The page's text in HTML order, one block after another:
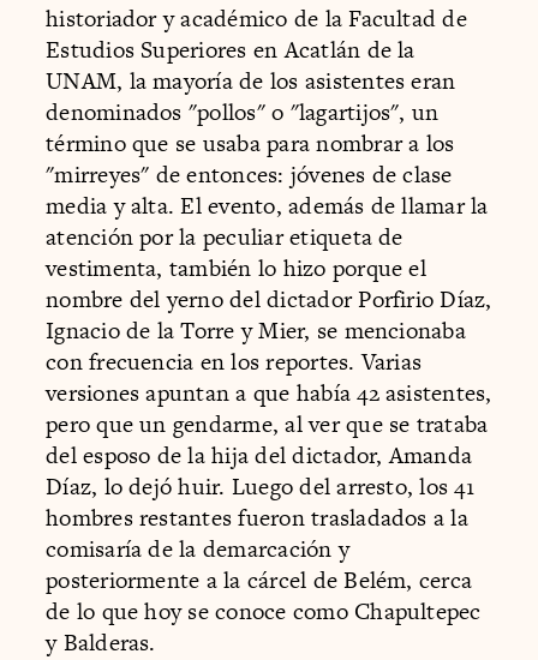
historiador y académico de la Facultad de
Estudios Superiores en Acatlán de la
UNAM, la mayoría de los asistentes eran
denominados "pollos" o "lagartijos", un
término que se usaba para nombrar a los
"mirreyes" de entonces: jóvenes de clase
media y alta. El evento, además de llamar la
atención por la peculiar etiqueta de
vestimenta, también lo hizo porque el
nombre del yerno del dictador Porfirio Díaz,
Ignacio de la Torre y Mier, se mencionaba
con frecuencia en los reportes. Varias
versiones apuntan a que había 42 asistentes,
pero que un gendarme, al ver que se trataba
del esposo de la hija del dictador, Amanda
Díaz, lo dejó huir. Luego del arresto, los 41
hombres restantes fueron trasladados a la
comisaría de la demarcación y
posteriormente a la cárcel de Belém, cerca
de lo que hoy se conoce como Chapultepec
y Balderas.